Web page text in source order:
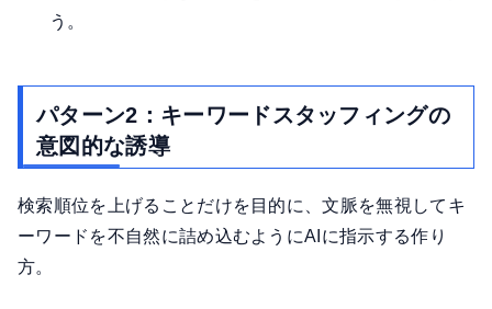
う。
パターン2：キーワードスタッフィングの
意図的な誘導
検索順位を上げることだけを目的に、文脈を無視してキ
ーワードを不自然に詰め込むようにAIに指示する作り
方。